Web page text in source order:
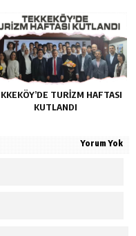
TURIZM HAFTASI
KUTLANDI
Yorum Yok